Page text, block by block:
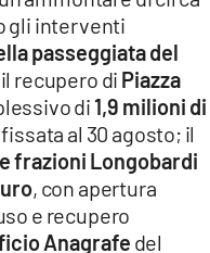
gli interventi
passeggiata del
recupero di Piazza
di 1,9 milioni di
al 30 agosto; il
frazioni Longobardi
, con apertura
e recupero
Anagrafe del